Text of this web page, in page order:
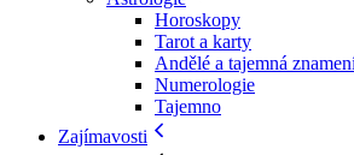
Horoskopy
Tarot a karty
Andělé a tajemná
Numerologie
Tajemno
Zajímavosti